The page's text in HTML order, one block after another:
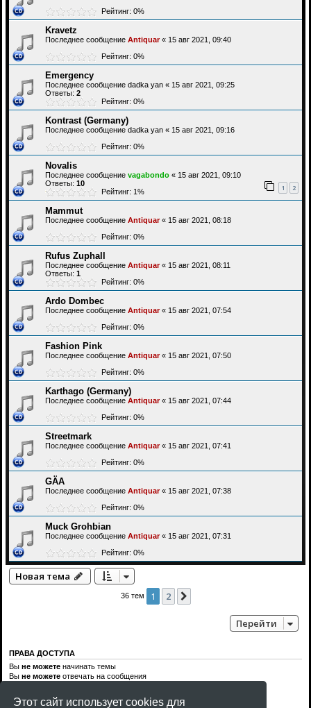
Этот сайт использует cookies для
Рейтинг: 0%
Kravetz
Последнее сообщение Antiquar« 15 авг 2021, 09:40
Рейтинг: 0%
Emergency
Последнее сообщение dadka yan « 15 авг 2021, 09:25
Ответы: 2
Рейтинг: 0%
Kontrast (Germany)
Последнее сообщение dadka yan « 15 авг 2021, 09:16
Рейтинг: 0%
Novalis
Последнее сообщение vagabondo « 15 авг 2021, 09:10
Ответы: 10 1 2
Рейтинг: 1%
Mammut
Последнее сообщение Antiquar« 15 авг 2021, 08:18
Рейтинг: 0%
Rufus Zuphall
Последнее сообщение Antiquar« 15 авг 2021, 08:11
Ответы: 1
Рейтинг: 0%
Ardo Dombec
Последнее сообщение Antiquar« 15 авг 2021, 07:54
Рейтинг: 0%
Fashion Pink
Последнее сообщение Antiquar« 15 авг 2021, 07:50
Рейтинг: 0%
Karthago (Germany)
Последнее сообщение Antiquar« 15 авг 2021, 07:44
Рейтинг: 0%
Streetmark
Последнее сообщение Antiquar« 15 авг 2021, 07:41
Рейтинг: 0%
GÄA
Последнее сообщение Antiquar« 15 авг 2021, 07:38
Рейтинг: 0%
Muck Grohbian
Последнее сообщение Antiquar« 15 авг 2021, 07:31
Рейтинг: 0%
Новая тема
36 тем 1 2
Перейти
ПРАВА ДОСТУПА
Вы не можете начинать темы
Вы не можете отвечать на сообщения
не можете
Вы не можете добавлять вложения